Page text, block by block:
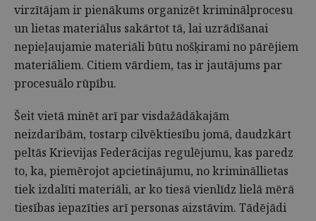
virzītājam ir pienākums organizēt kriminālprocesu
un lietas materiālus sakārtot tā, lai uzrādīšanai
nepieļaujamie materiāli būtu nošķirami no pārējiem
materiāliem. Citiem vārdiem, tas ir jautājums par
procesuālo rūpību.
Šeit vietā minēt arī par visdažādākajām
neizdarībām, tostarp cilvēktiesību jomā, daudzkārt
peltās Krievijas Federācijas regulējumu, kas paredz
to, ka, piemērojot apcietinājumu, no krimināllietas
tiek izdalīti materiāli, ar ko tiesā vienlīdz lielā mērā
tiesības iepazīties arī personas aizstāvim. Tādējādi